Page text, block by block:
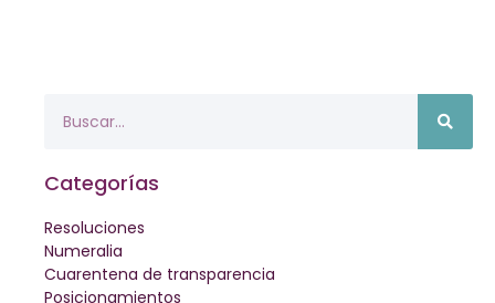
Categorías
Resoluciones
Numeralia
Cuarentena de transparencia
Posicionamientos